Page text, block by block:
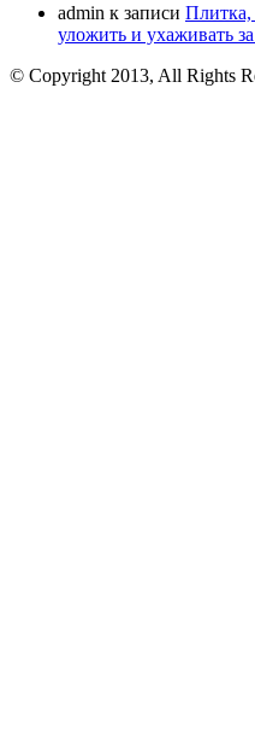
admin к записи Плитка,
уложить и ухаживать
© Copyright 2013, All Rights